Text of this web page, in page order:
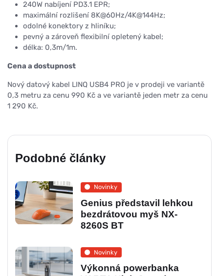
240W nabíjení PD3.1 EPR;
maximální rozlišení 8K@60Hz/4K@144Hz;
odolné konektory z hliníku;
pevný a zároveň flexibilní opletený kabel;
délka: 0,3m/1m.
Cena a dostupnost
Nový datový kabel LINQ USB4 PRO je v prodeji ve variantě
0,3 metru za cenu 990 Kč a ve variantě jeden metr za cenu
1 290 Kč.
Podobné články
Novinky
Genius představil lehkou
bezdrátovou myš NX-
8260S BT
Novinky
Výkonná powerbanka